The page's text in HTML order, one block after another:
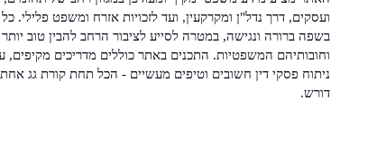
ועסקים, דרך נדל"ן ומקרקעין, ועד לזכויות אזרח ומשפט פלילי.
בשפה ברורה ונגישה, במטרה לסייע לציבור הרחב להבין טוב יותר
וחובותיהם המשפטיות. התכנים באתר כוללים מדריכים מקיפים,
ניתוח פסקי דין חשובים וטיפים מעשיים - הכל תחת קורת גג אחת,
דורש.